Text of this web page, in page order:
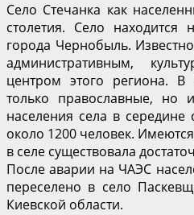
Село Стечанка как
столетия. Село
города Чернобыль.
административным,
центром этого региона.
только православные, но
населения села в середине
около 1200 человек.
в селе существовала
После аварии на ЧАЭС
переселено в село
Киевской области.